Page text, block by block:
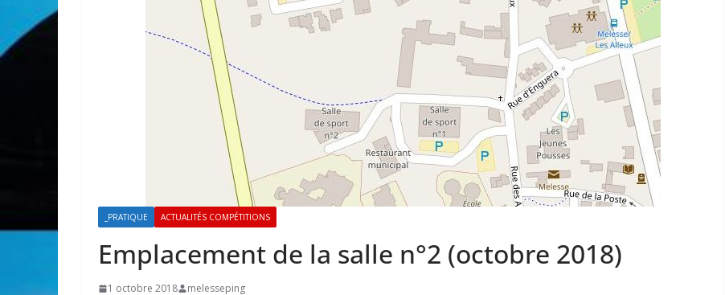
_PRATIQUE ACTUALITÉS COMPÉTITIONS
Emplacement de la salle n°2 (octobre 2018)
1 octobre 2018 melesseping